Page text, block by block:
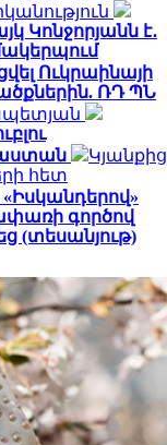
Կոնջորյանն է․
Ուկրաինայի
ՌԴ ՊՆ
Կյանքից
հետ
գործով
(տեսանյութ)